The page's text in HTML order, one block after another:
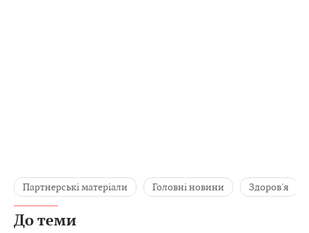
Партнерські матеріали Головні новини Здоров'я
До теми